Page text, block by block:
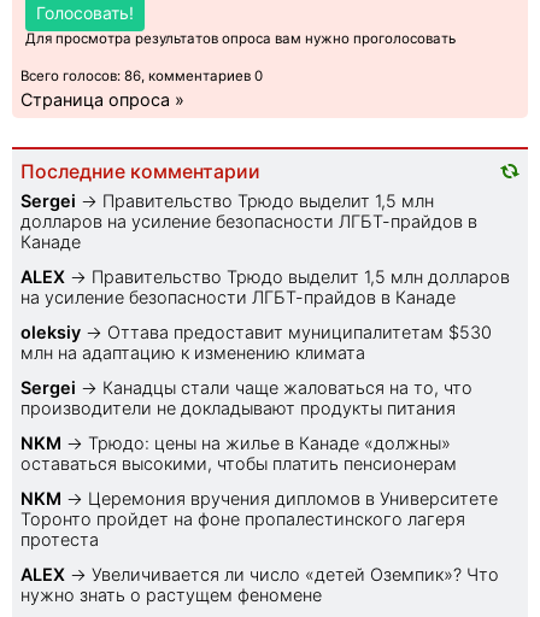
Голосовать!
Для просмотра результатов опроса вам нужно проголосовать
Всего голосов: 86, комментариев 0
Страница опроса »
Последние комментарии
Sеrgei → Правительство Трюдо выделит 1,5 млн
долларов на усиление безопасности ЛГБТ-прайдов в
Канаде
ALEX → Правительство Трюдо выделит 1,5 млн долларов
на усиление безопасности ЛГБТ-прайдов в Канаде
oleksiy → Оттава предоставит муниципалитетам $530
млн на адаптацию к изменению климата
Sеrgei → Канадцы стали чаще жаловаться на то, что
производители не докладывают продукты питания
NKM → Трюдо: цены на жилье в Канаде «должны»
оставаться высокими, чтобы платить пенсионерам
NKM → Церемония вручения дипломов в Университете
Торонто пройдет на фоне пропалестинского лагеря
протеста
ALEX → Увеличивается ли число «детей Оземпик»? Что
нужно знать о растущем феномене